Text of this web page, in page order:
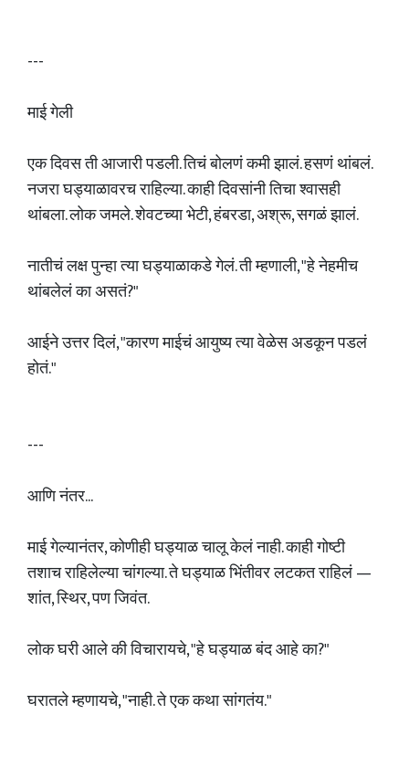
---
माई गेली
एक दिवस ती आजारी पडली. तिचं बोलणं कमी झालं. हसणं थांबलं.
नजरा घड्याळावरच राहिल्या. काही दिवसांनी तिचा श्वासही
थांबला. लोक जमले. शेवटच्या भेटी, हंबरडा, अश्रू, सगळं झालं.
नातीचं लक्ष पुन्हा त्या घड्याळाकडे गेलं. ती म्हणाली, "हे नेहमीच
थांबलेलं का असतं?"
आईने उत्तर दिलं, "कारण माईचं आयुष्य त्या वेळेस अडकून पडलं
होतं."
---
आणि नंतर...
माई गेल्यानंतर, कोणीही घड्याळ चालू केलं नाही. काही गोष्टी
तशाच राहिलेल्या चांगल्या. ते घड्याळ भिंतीवर लटकत राहिलं —
शांत, स्थिर, पण जिवंत.
लोक घरी आले की विचारायचे, "हे घड्याळ बंद आहे का?"
घरातले म्हणायचे, "नाही. ते एक कथा सांगतंय."